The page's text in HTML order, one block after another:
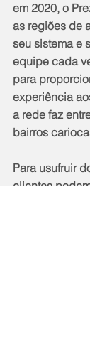
em 2020, o
as regiões de
seu sistema e
equipe cada
para
experiência
a rede faz
bairros
Para usufruir
clientes